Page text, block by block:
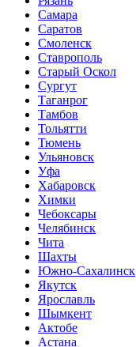
Самара
Саратов
Смоленск
Ставрополь
Старый Оскол
Сургут
Таганрог
Тамбов
Тольятти
Тюмень
Ульяновск
Уфа
Хабаровск
Химки
Чебоксары
Челябинск
Чита
Шахты
Южно-Сахалинск
Якутск
Ярославль
Шымкент
Актобе
Астана